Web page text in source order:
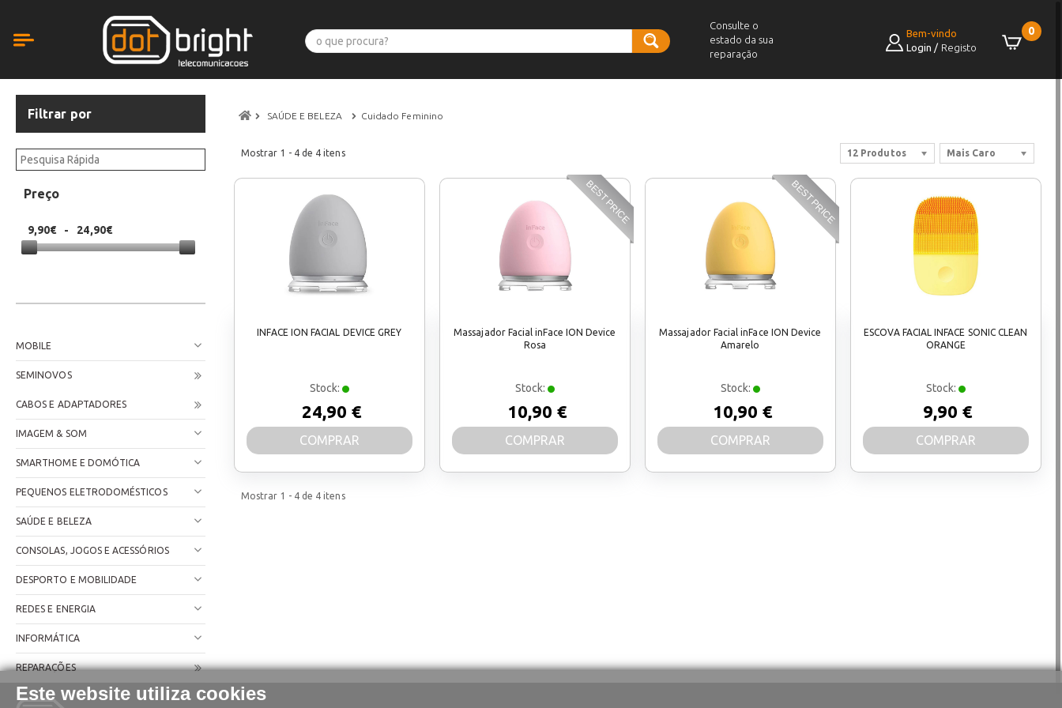
Este website utiliza cookies
Consulte o
estado da sua
reparação
0
Bem-vindo
Login / Registo
Filtrar por
Preço
9,90€ - 24,90€
MOBILE
SEMINOVOS
CABOS E ADAPTADORES
IMAGEM & SOM
SMARTHOME E DOMÓTICA
PEQUENOS ELETRODOMÉSTICOS
SAÚDE E BELEZA
CONSOLAS, JOGOS E ACESSÓRIOS
DESPORTO E MOBILIDADE
REDES E ENERGIA
INFORMÁTICA
REPARAÇÕES
SAÚDE E BELEZA Cuidado Feminino
Mostrar 1 - 4de 4 itens Mais Caro
12 Produtos
INFACE ION FACIAL DEVICE GREY
Stock:
24,90 €
COMPRAR
BEST PRICE
Massajador Facial inFace ION Device
Rosa
Stock:
10,90 €
COMPRAR
BEST PRICE
Massajador Facial inFace ION Device
Amarelo
Stock:
10,90 €
COMPRAR
ESCOVA FACIAL INFACE SONIC CLEAN
ORANGE
Stock:
9,90 €
COMPRAR
Mostrar 1 - 4de 4 itens